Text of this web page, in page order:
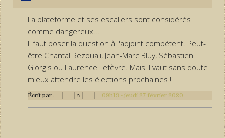
La plateforme et ses escaliers sont considérés
comme dangereux...
Il faut poser la question à l'adjoint compétent. Peut-
être Chantal Rezouali, Jean-Marc Bluy, Sébastien
Giorgis ou Laurence Lefèvre. Mais il vaut sans doute
mieux attendre les élections prochaines !
Écrit par :ˉˉ│ˉˉˉˉ│∩│ˉˉˉˉ│ˉˉ 09h13 -jeudi 27 février 2020